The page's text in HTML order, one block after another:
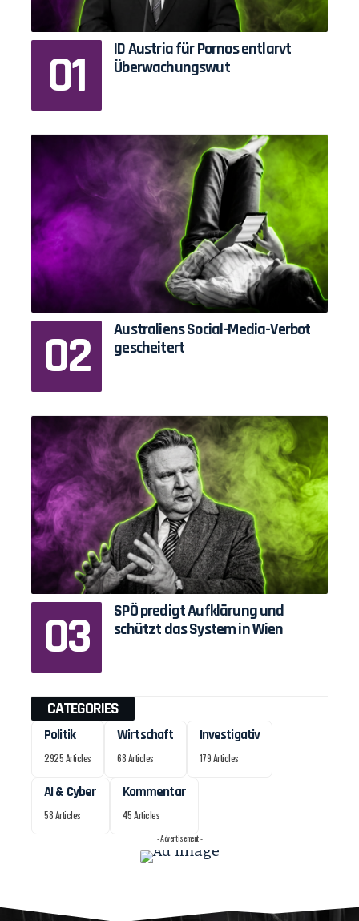
ID Austria für Pornos entlarvt
Überwachungswut
Australiens Social-Media-Verbot
gescheitert
SPÖ predigt Aufklärung und
schützt das System in Wien
CATEGORIES
Politik
2925 Articles
Wirtschaft
68 Articles
Investigativ
179 Articles
AI & Cyber
58 Articles
Kommentar
45 Articles
- Advertisement -